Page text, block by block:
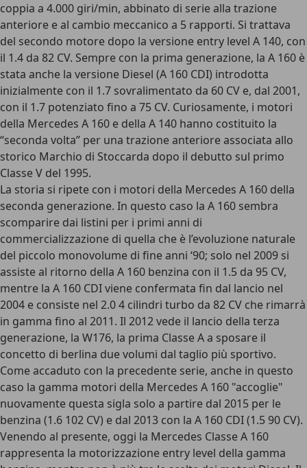
coppia a 4.000 giri/min, abbinato di serie alla trazione
anteriore e al cambio meccanico a 5 rapporti. Si trattava
del secondo motore dopo la versione entry level A 140, con
il 1.4 da 82 CV. Sempre con la prima generazione, la A 160 è
stata anche la versione Diesel (A 160 CDI) introdotta
inizialmente con il 1.7 sovralimentato da 60 CV e, dal 2001,
con il 1.7 potenziato fino a 75 CV. Curiosamente, i motori
della Mercedes A 160 e della A 140 hanno costituito la
“seconda volta” per una trazione anteriore associata allo
storico Marchio di Stoccarda dopo il debutto sul primo
Classe V del 1995.
La storia si ripete con i motori della Mercedes A 160 della
seconda generazione. In questo caso la A 160 sembra
scomparire dai listini per i primi anni di
commercializzazione di quella che è l’evoluzione naturale
del piccolo monovolume di fine anni ‘90; solo nel 2009 si
assiste al ritorno della A 160 benzina con il 1.5 da 95 CV,
mentre la A 160 CDI viene confermata fin dal lancio nel
2004 e consiste nel 2.0 4 cilindri turbo da 82 CV che rimarrà
in gamma fino al 2011. Il 2012 vede il lancio della terza
generazione, la W176, la prima Classe A a sposare il
concetto di berlina due volumi dal taglio più sportivo.
Come accaduto con la precedente serie, anche in questo
caso la gamma motori della Mercedes A 160 "accoglie"
nuovamente questa sigla solo a partire dal 2015 per le
benzina (1.6 102 CV) e dal 2013 con la A 160 CDI (1.5 90 CV).
Venendo al presente, oggi la Mercedes Classe A 160
rappresenta la motorizzazione entry level della gamma